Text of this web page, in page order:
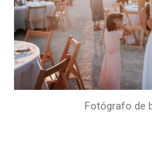
Fotógrafo de